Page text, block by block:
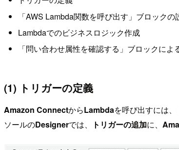
「AWS Lambda関数を呼び出す」ブロックの
Lambdaでのビジネスロジック作成
「問い合わせ属性を確認する」ブロックに
(1) トリガーの定義
Amazon ConnectからLambdaを呼び出すには
ソールのDesignerでは、 トリガーの追加に、